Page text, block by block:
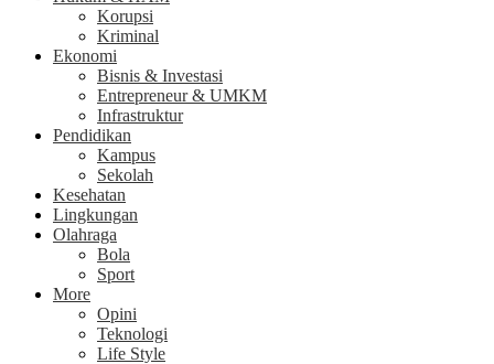
Korupsi
Kriminal
Ekonomi
Bisnis & Investasi
Entrepreneur & UMKM
Infrastruktur
Pendidikan
Kampus
Sekolah
Kesehatan
Lingkungan
Olahraga
Bola
Sport
More
Opini
Teknologi
Life Style